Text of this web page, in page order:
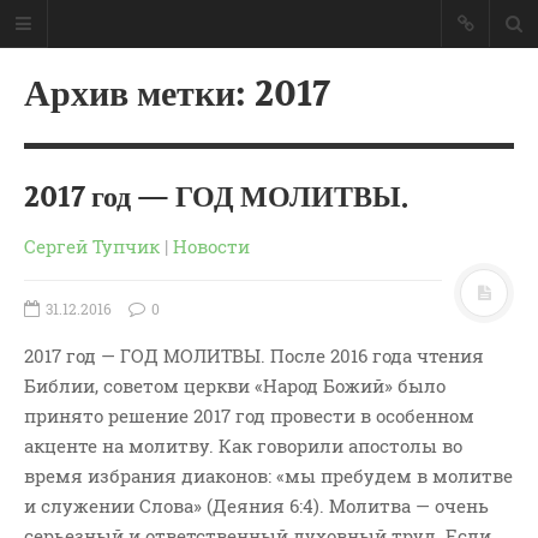
МОИ КНИГИ
СЛОВО-АУДИО
СЛОВО-ВИДЕО
Архив метки: 2017
2017 год — ГОД МОЛИТВЫ.
Сергей Тупчик | Новости
31.12.2016 0
2017 год — ГОД МОЛИТВЫ. После 2016 года чтения
Библии, советом церкви «Народ Божий» было
принято решение 2017 год провести в особенном
акценте на молитву. Как говорили апостолы во
время избрания диаконов: «мы пребудем в молитве
и служении Слова» (Деяния 6:4). Молитва — очень